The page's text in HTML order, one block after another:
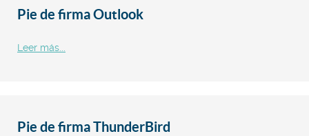
Pie de firma Outlook
Leer más...
Pie de firma ThunderBird